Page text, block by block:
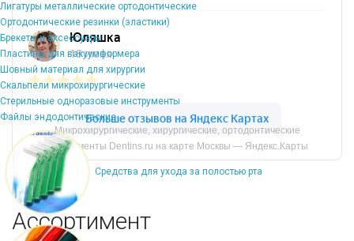
Лигатуры металлические ортодонтические
Ортодонтические резинки (эластики)
Брекеты и аксессуары
Пластины для вакуумформера
Шовный материал для хирургии
Скальпели микрохирургические
Стерильные одноразовые инструменты
Файлы эндодонтические
Средства для ухода за полостью рта
Микрохирургические, хирургические, ортодонтические
инструменты Dentins.ru на карте Москвы — Яндекс.Карты
Ассортимент